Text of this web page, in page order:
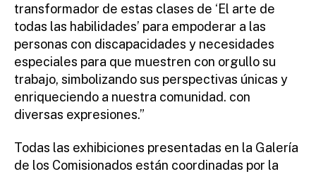
transformador de estas clases de ‘El arte de
todas las habilidades’ para empoderar a las
personas con discapacidades y necesidades
especiales para que muestren con orgullo su
trabajo, simbolizando sus perspectivas únicas y
enriqueciendo a nuestra comunidad. con
diversas expresiones.”
Todas las exhibiciones presentadas en la Galería
de los Comisionados están coordinadas por la